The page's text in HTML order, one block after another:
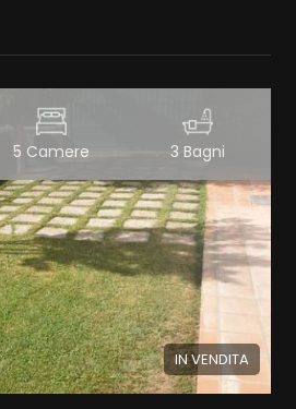
5 Camere 3 Bagni
IN VENDITA